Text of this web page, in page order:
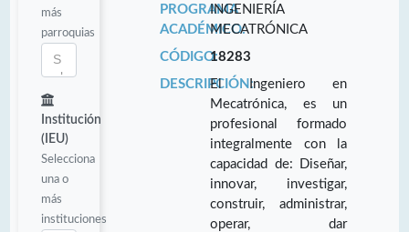
más
parroquias
Institución
(IEU)
Selecciona
una o
más
instituciones
PROGRAMA
ACADÉMICO:
INGENIERÍA
MECATRÓNICA
CÓDIGO:18283
DESCRIPCIÓN:El Ingeniero en
Mecatrónica, es un
profesional formado
integralmente con la
capacidad de: Diseñar,
innovar, investigar,
construir, administrar,
operar, dar